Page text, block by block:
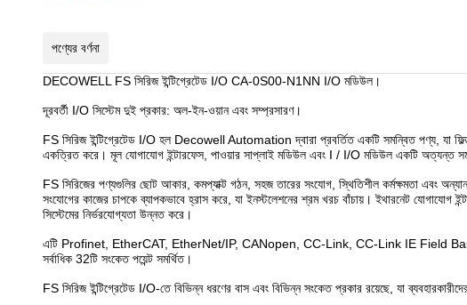
পণ্যের বর্ণনা
DECOWELL FS সিরিজ ইন্টিগ্রেটেড I/O CA-0S00-N1NN I/O মডিউল।
দূরবর্তী I/O সিস্টেম দুই প্রকার: অল-ইন-ওয়ান এবং সম্প্রসারণ।
FS সিরিজ ইন্টিগ্রেটেড I/O হল Decowell Automation দ্বারা প্রবর্তিত একটি সমন্বিত পণ্য, যা
একত্রিত করে। মূল যোগাযোগ ইন্টারফেস, পাওয়ার সাপ্লাই মডিউল এবং I / I/O মডিউল একটি অত্যন্ত
FS সিরিজের পণ্যগুলির ছোট আকার, কমপ্যাক্ট গঠন, সহজ তারের সংযোগ, স্থিতিশীল কর্মক্ষমতা এবং
সংযোগের কাজের চাপকে ব্যাপকভাবে হ্রাস করে, যা ইনস্টলেশনের শ্রম খরচ বাঁচায়। ইথারনেট যোগাযোগ
সিস্টেমের নির্ভরযোগ্যতা উন্নত করে।
এটি Profinet, EtherCAT, EtherNet/IP, CANopen, CC-Link, CC-Link IE Field Basic,
সর্বাধিক 32টি সংকেত পয়েন্ট সমর্থিত।
FS সিরিজ ইন্টিগ্রেটেড I/O-তে বিভিন্ন ধরণের বাস এবং বিভিন্ন সংকেত প্রকার রয়েছে, যা